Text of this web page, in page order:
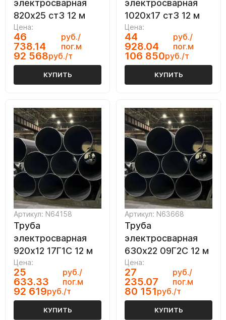
электросварная
820х25 ст3 12 м
Цена:
46
738.14
руб./
пог.м
92 568руб./т
КУПИТЬ
электросварная
1020х17 ст3 12 м
Цена:
44
928.04
руб./
пог.м
106 850руб./т
КУПИТЬ
Артикул: N64158
Труба
электросварная
920х12 17Г1С 12 м
Цена:
25
633.33
руб./
пог.м
92 619руб./т
КУПИТЬ
Артикул: N63668
Труба
электросварная
630х22 09Г2С 12 м
Цена:
27
235.07
руб./
пог.м
80 151руб./т
КУПИТЬ